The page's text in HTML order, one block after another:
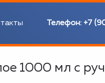
Телефон: +7
1000 мл с